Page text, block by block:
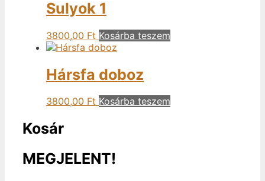
Sulyok 1
3800,00 Ft Kosárba teszem
Hársfa doboz
3800,00 Ft Kosárba teszem
Kosár
MEGJELENT!